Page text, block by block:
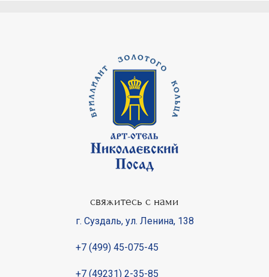
свяжитесь с нами
г. Суздаль, ул. Ленина, 138
+7 (499) 45-075-45
+7 (49231) 2-35-85